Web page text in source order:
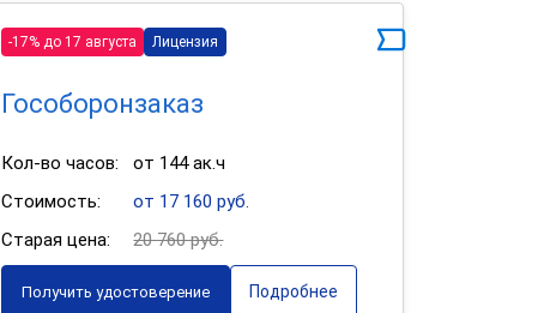
-17% до 17 августа Лицензия
Гособоронзаказ
Кол-во часов:
от 144 ак.ч
Стоимость:
от 17 160 руб.
Старая цена:
20 760 руб.
Получить удостоверение Подробнее